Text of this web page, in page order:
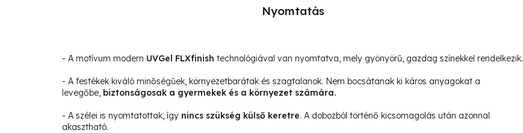
Nyomtatás
- A motívum modern UVGel FLXfinish technológiával van nyomtatva, mely gyönyörű, gazdag színekkel rendelkezik.
- A festékek kiváló minőségűek, környezetbarátak és szagtalanok. Nem bocsátanak ki káros anyagokat a
levegőbe, biztonságosak a gyermekek és a környezet számára.
- A szélei is nyomtatottak, így nincs szükség külső keretre. A dobozból történő kicsomagolás után azonnal
akasztható.